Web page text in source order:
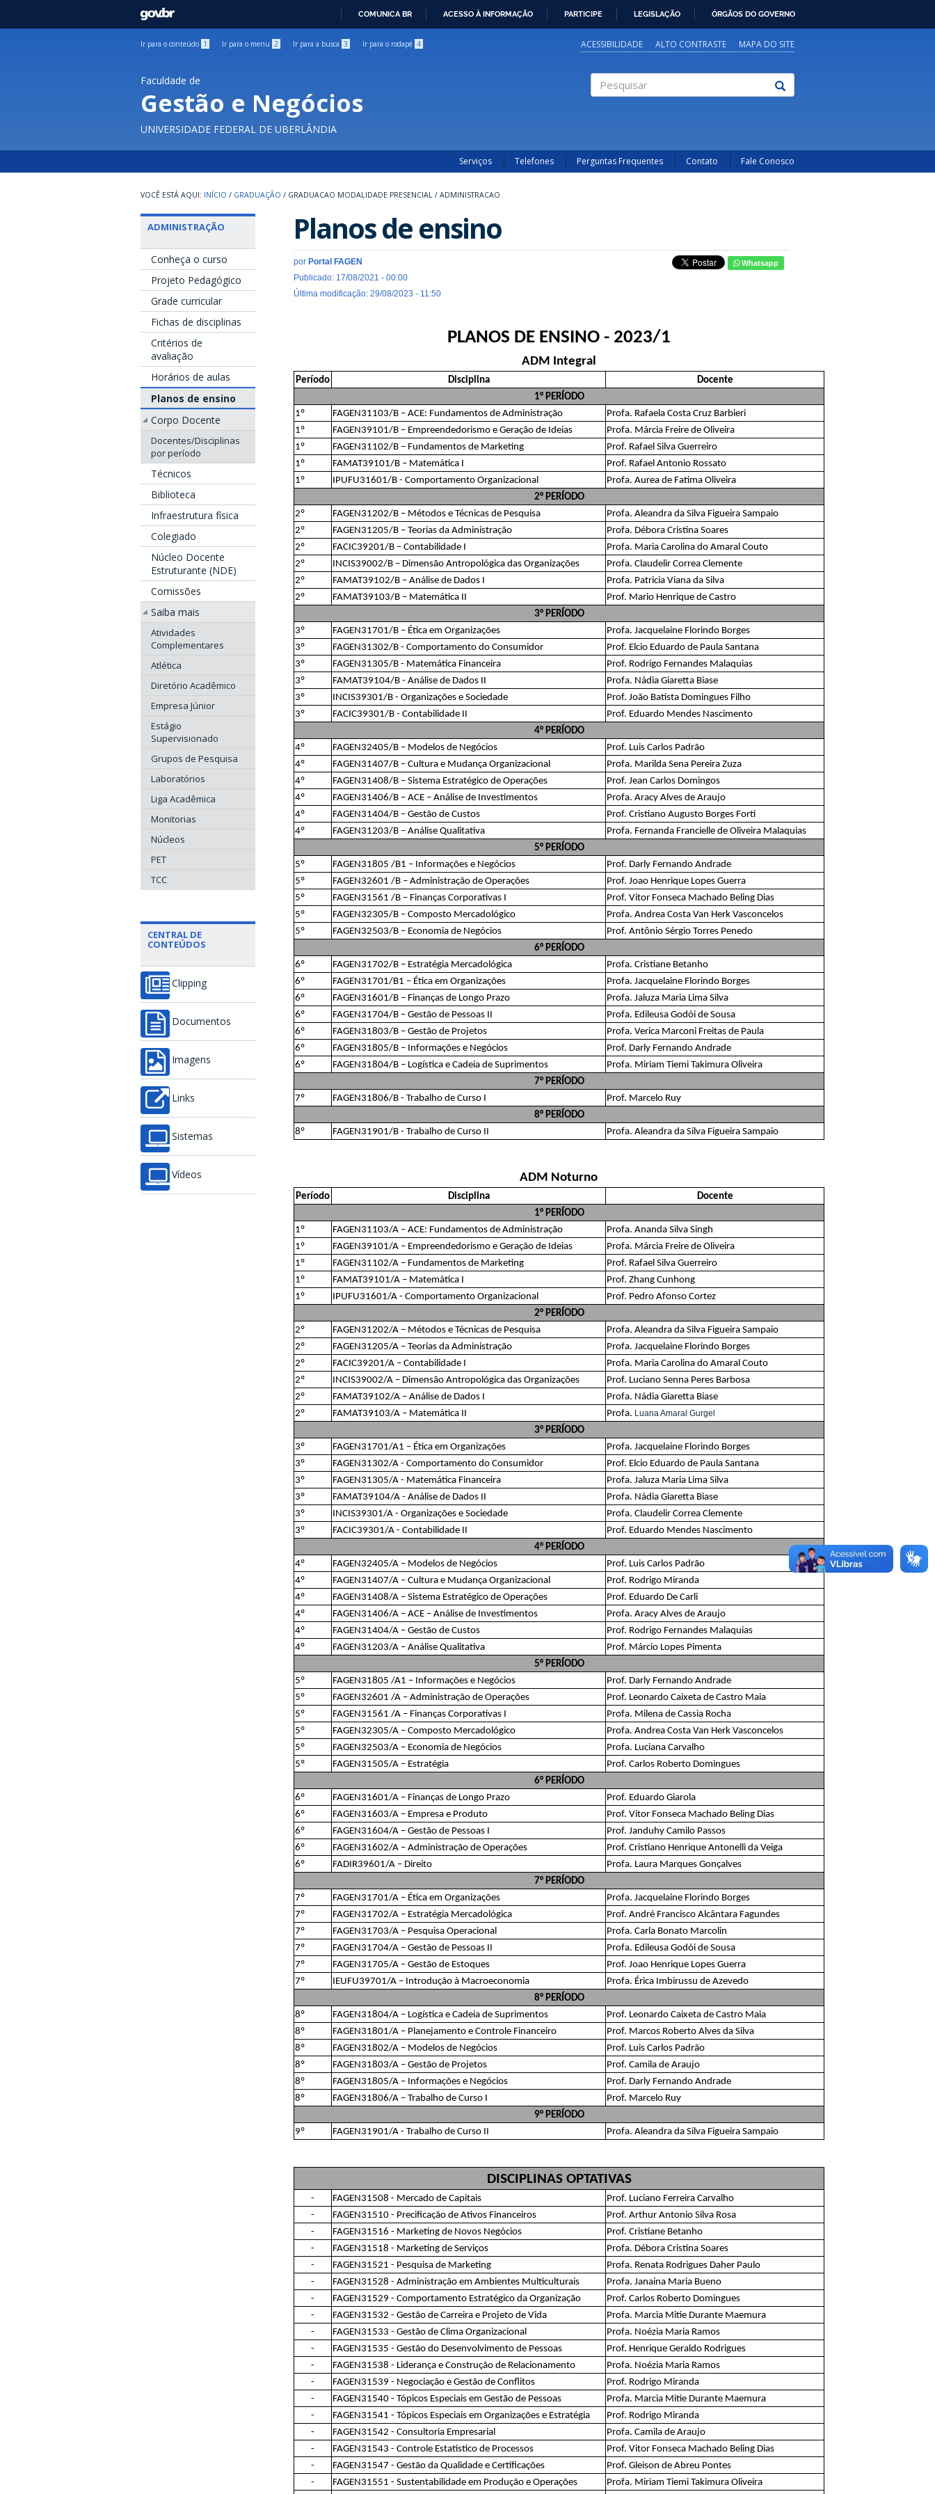
GOVBR
COMUNICA BR ACESSO À INFORMAÇÃO PARTICIPE LEGISLAÇÃO ÓRGÃOS DO GOVERNO
Ir para o conteúdo 1 Ir para o menu 2 Ir para a busca 3 Ir para o rodapé 4 ACESSIBILIDADE ALTO CONTRASTE MAPA DO SITE
Faculdade de
Gestão e Negócios
UNIVERSIDADE FEDERAL DE UBERLÂNDIA
Serviços Telefones Perguntas Frequentes Contato Fale Conosco
INÍCIO / GRADUAÇÃO / GRADUACAO MODALIDADE PRESENCIAL / ADMINISTRACAO
ADMINISTRAÇÃO
Conheça o curso
Projeto Pedagógico
Grade curricular
Fichas de disciplinas
Critérios de
avaliação
Horários de aulas
Planos de ensino
Corpo Docente
Docentes/Disciplinas
por período
Técnicos
Biblioteca
Infraestrutura física
Colegiado
Núcleo Docente
Estruturante (NDE)
Comissões
Saiba mais
Atividades
Complementares
Atlética
Diretório Acadêmico
Empresa Júnior
Estágio
Supervisionado
Grupos de Pesquisa
Laboratórios
Liga Acadêmica
Monitorias
Núcleos
PET
TCC
CENTRAL DE
CONTEÚDOS
Clipping
Documentos
Imagens
Links
Sistemas
Vídeos
Planos de ensino
por Portal FAGEN
Publicado: 17/08/2021 - 00:00
Última modificação: 29/08/2023 - 11:50
Whatsapp
PLANOS DE ENSINO - 2023/1
ADM Integral
Período Disciplina
Docente
1° PERÍODO
1º
FAGEN31103/B – ACE: Fundamentos de Administração
Profa. Rafaela Costa Cruz Barbieri
1º
FAGEN39101/B – Empreendedorismo e Geração de Ideias
Profa. Márcia Freire de Oliveira
1º
FAGEN31102/B – Fundamentos de Marketing
Prof. Rafael Silva Guerreiro
1º
FAMAT39101/B – Matemática I
Prof. Rafael Antonio Rossato
1º
IPUFU31601/B - Comportamento Organizacional
Profa. Aurea de Fatima Oliveira
2° PERÍODO
2º
FAGEN31202/B – Métodos e Técnicas de Pesquisa
Profa. Aleandra da Silva Figueira Sampaio
2º
FAGEN31205/B – Teorias da Administração
Profa. Débora Cristina Soares
2º
FACIC39201/B – Contabilidade I
Profa. Maria Carolina do Amaral Couto
2º
INCIS39002/B – Dimensão Antropológica das Organizações
Profa. Claudelir Correa Clemente
2º
FAMAT39102/B – Análise de Dados I
Profa. Patricia Viana da Silva
2º
FAMAT39103/B – Matemática II
Prof. Mario Henrique de Castro
3° PERÍODO
3º
FAGEN31701/B – Ética em Organizações
Profa. Jacquelaine Florindo Borges
3º
FAGEN31302/B - Comportamento do Consumidor
Prof. Elcio Eduardo de Paula Santana
3º
FAGEN31305/B - Matemática Financeira
Prof. Rodrigo Fernandes Malaquias
3º
FAMAT39104/B - Análise de Dados II
Profa. Nádia Giaretta Biase
3º
INCIS39301/B - Organizações e Sociedade
Prof. João Batista Domingues Filho
3º
FACIC39301/B - Contabilidade II
Prof. Eduardo Mendes Nascimento
4° PERÍODO
4º
FAGEN32405/B – Modelos de Negócios
Prof. Luis Carlos Padrão
4º
FAGEN31407/B – Cultura e Mudança Organizacional
Profa. Marilda Sena Pereira Zuza
4º
FAGEN31408/B – Sistema Estratégico de Operações
Prof. Jean Carlos Domingos
4º
FAGEN31406/B – ACE – Análise de Investimentos
Profa. Aracy Alves de Araujo
4º
FAGEN31404/B – Gestão de Custos
Prof. Cristiano Augusto Borges Forti
4º
FAGEN31203/B – Análise Qualitativa
Profa. Fernanda Francielle de Oliveira Malaquias
5° PERÍODO
5º
FAGEN31805 /B1 – Informações e Negócios
Prof. Darly Fernando Andrade
5º
FAGEN32601 /B – Administração de Operações
Prof. Joao Henrique Lopes Guerra
5º
FAGEN31561 /B – Finanças Corporativas I
Prof. Vitor Fonseca Machado Beling Dias
5º
FAGEN32305/B – Composto Mercadológico
Profa. Andrea Costa Van Herk Vasconcelos
5º
FAGEN32503/B – Economia de Negócios
Prof. Antônio Sérgio Torres Penedo
6° PERÍODO
6º
FAGEN31702/B – Estratégia Mercadológica
Profa. Cristiane Betanho
6º
FAGEN31701/B1 – Ética em Organizações
Profa. Jacquelaine Florindo Borges
6º
FAGEN31601/B – Finanças de Longo Prazo
Profa. Jaluza Maria Lima Silva
6º
FAGEN31704/B – Gestão de Pessoas II
Profa. Edileusa Godói de Sousa
6º
FAGEN31803/B – Gestão de Projetos
Profa. Verica Marconi Freitas de Paula
6º
FAGEN31805/B – Informações e Negócios
Prof. Darly Fernando Andrade
6º
FAGEN31804/B – Logística e Cadeia de Suprimentos
Profa. Miriam Tiemi Takimura Oliveira
7° PERÍODO
7º
FAGEN31806/B - Trabalho de Curso I
Prof. Marcelo Ruy
8° PERÍODO
8º
FAGEN31901/B - Trabalho de Curso II Profa. Aleandra da Silva Figueira Sampaio
ADM Noturno
Período Disciplina
Docente
1° PERÍODO
1º
FAGEN31103/A – ACE: Fundamentos de Administração
Profa. Ananda Silva Singh
1º
FAGEN39101/A – Empreendedorismo e Geração de Ideias
Profa. Márcia Freire de Oliveira
1º
FAGEN31102/A – Fundamentos de Marketing
Prof. Rafael Silva Guerreiro
1º
FAMAT39101/A – Matemática I
Prof. Zhang Cunhong
1º
IPUFU31601/A - Comportamento Organizacional
Prof. Pedro Afonso Cortez
2° PERÍODO
2º
FAGEN31202/A – Métodos e Técnicas de Pesquisa
Profa. Aleandra da Silva Figueira Sampaio
2º
FAGEN31205/A – Teorias da Administração
Profa. Jacquelaine Florindo Borges
2º
FACIC39201/A – Contabilidade I
Profa. Maria Carolina do Amaral Couto
2º
INCIS39002/A – Dimensão Antropológica das Organizações
Prof. Luciano Senna Peres Barbosa
2º
FAMAT39102/A – Análise de Dados I
Profa. Nádia Giaretta Biase
2º
FAMAT39103/A – Matemática II Profa. Luana Amaral Gurgel
3° PERÍODO
3º
FAGEN31701/A1 – Ética em Organizações
Profa. Jacquelaine Florindo Borges
3º
FAGEN31302/A - Comportamento do Consumidor
Prof. Elcio Eduardo de Paula Santana
3º
FAGEN31305/A - Matemática Financeira
Profa. Jaluza Maria Lima Silva
3º
FAMAT39104/A - Análise de Dados II
Profa. Nádia Giaretta Biase
3º
INCIS39301/A - Organizações e Sociedade
Profa. Claudelir Correa Clemente
3º
FACIC39301/A - Contabilidade II
Prof. Eduardo Mendes Nascimento
4° PERÍODO
4º
FAGEN32405/A – Modelos de Negócios
Prof. Luis Carlos Padrão
4º
FAGEN31407/A – Cultura e Mudança Organizacional
Prof. Rodrigo Miranda
4º
FAGEN31408/A – Sistema Estratégico de Operações
Prof. Eduardo De Carli
4º
FAGEN31406/A – ACE – Análise de Investimentos
Profa. Aracy Alves de Araujo
4º
FAGEN31404/A – Gestão de Custos
Prof. Rodrigo Fernandes Malaquias
4º
FAGEN31203/A – Análise Qualitativa
Prof. Márcio Lopes Pimenta
5° PERÍODO
5º
FAGEN31805 /A1 – Informações e Negócios
Prof. Darly Fernando Andrade
5º
FAGEN32601 /A – Administração de Operações
Prof. Leonardo Caixeta de Castro Maia
5º
FAGEN31561 /A – Finanças Corporativas I
Profa. Milena de Cassia Rocha
5º
FAGEN32305/A – Composto Mercadológico
Profa. Andrea Costa Van Herk Vasconcelos
5º
FAGEN32503/A – Economia de Negócios
Profa. Luciana Carvalho
5º
FAGEN31505/A – Estratégia
Prof. Carlos Roberto Domingues
6° PERÍODO
6º
FAGEN31601/A – Finanças de Longo Prazo
Prof. Eduardo Giarola
6º
FAGEN31603/A – Empresa e Produto
Prof. Vitor Fonseca Machado Beling Dias
6º
FAGEN31604/A – Gestão de Pessoas I
Prof. Janduhy Camilo Passos
6º
FAGEN31602/A – Administração de Operações
Prof. Cristiano Henrique Antonelli da Veiga
6º
FADIR39601/A – Direito
Profa. Laura Marques Gonçalves
7° PERÍODO
7º
FAGEN31701/A – Ética em Organizações
Profa. Jacquelaine Florindo Borges
7º
FAGEN31702/A – Estratégia Mercadológica
Prof. André Francisco Alcântara Fagundes
7º
FAGEN31703/A – Pesquisa Operacional
Profa. Carla Bonato Marcolin
7º
FAGEN31704/A – Gestão de Pessoas II
Profa. Edileusa Godói de Sousa
7º
FAGEN31705/A – Gestão de Estoques
Prof. Joao Henrique Lopes Guerra
7º
IEUFU39701/A – Introdução à Macroeconomia
Profa. Érica Imbirussu de Azevedo
8° PERÍODO
8º
FAGEN31804/A – Logística e Cadeia de Suprimentos
Prof. Leonardo Caixeta de Castro Maia
8º
FAGEN31801/A – Planejamento e Controle Financeiro
Prof. Marcos Roberto Alves da Silva
8º
FAGEN31802/A – Modelos de Negócios
Prof. Luis Carlos Padrão
8º
FAGEN31803/A – Gestão de Projetos
Prof. Camila de Araujo
8º
FAGEN31805/A – Informações e Negócios
Prof. Darly Fernando Andrade
8º
FAGEN31806/A – Trabalho de Curso I
Prof. Marcelo Ruy
9° PERÍODO
9º
FAGEN31901/A - Trabalho de Curso II Profa. Aleandra da Silva Figueira Sampaio
DISCIPLINAS OPTATIVAS
- FAGEN31508 - Mercado de Capitais
Prof. Luciano Ferreira Carvalho
-
FAGEN31510 - Precificação de Ativos Financeiros
Prof. Arthur Antonio Silva Rosa
-
FAGEN31516 - Marketing de Novos Negócios
Prof. Cristiane Betanho
-
FAGEN31518 - Marketing de Serviços
Profa. Débora Cristina Soares
-
FAGEN31521 - Pesquisa de Marketing
Profa. Renata Rodrigues Daher Paulo
-
FAGEN31528 - Administração em Ambientes Multiculturais
Profa. Janaina Maria Bueno
-
FAGEN31529 - Comportamento Estratégico da Organização
Prof. Carlos Roberto Domingues
-
FAGEN31532 - Gestão de Carreira e Projeto de Vida
Profa. Marcia Mitie Durante Maemura
-
FAGEN31533 - Gestão de Clima Organizacional
Profa. Noézia Maria Ramos
-
FAGEN31535 - Gestão do Desenvolvimento de Pessoas
Prof. Henrique Geraldo Rodrigues
-
FAGEN31538 - Liderança e Construção de Relacionamento
Profa. Noézia Maria Ramos
-
FAGEN31539 - Negociação e Gestão de Conflitos
Prof. Rodrigo Miranda
-
FAGEN31540 - Tópicos Especiais em Gestão de Pessoas
Profa. Marcia Mitie Durante Maemura
-
FAGEN31541 - Tópicos Especiais em Organizações e Estratégia
Prof. Rodrigo Miranda
-
FAGEN31542 - Consultoria Empresarial
Profa. Camila de Araujo
-
FAGEN31543 - Controle Estatístico de Processos
Prof. Vitor Fonseca Machado Beling Dias
-
FAGEN31547 - Gestão da Qualidade e Certificações
Prof. Gleison de Abreu Pontes
-
FAGEN31551 - Sustentabilidade em Produção e Operações Profa. Miriam Tiemi Takimura Oliveira